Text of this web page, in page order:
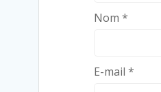
Nom *
E-mail *